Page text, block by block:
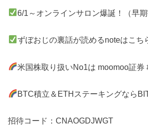
6/1～オンラインサロン爆誕！（早期
ずぼおじの裏話が読めるnoteはこち
米国株取り扱いNo1は moomoo証券
BTC積立＆ETHステーキングなら
招待コード：CNAOGDJWGT